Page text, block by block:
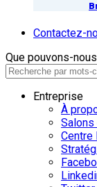
Contactez-
Que pouvons-
Entreprise
À
Centre